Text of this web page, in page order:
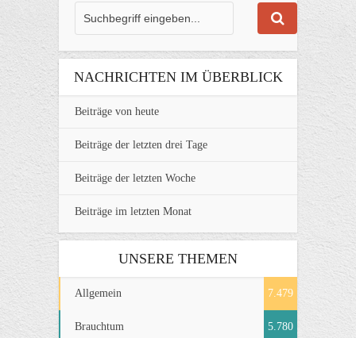
NACHRICHTEN IM ÜBERBLICK
Beiträge von heute
Beiträge der letzten drei Tage
Beiträge der letzten Woche
Beiträge im letzten Monat
UNSERE THEMEN
Allgemein 7.479
Brauchtum 5.780